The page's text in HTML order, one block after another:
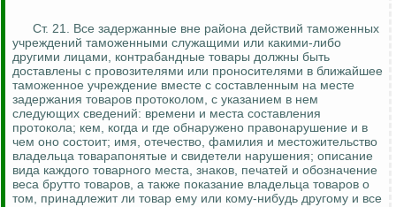
Ст. 21. Все задержанные вне района действий таможенных
учреждений таможенными служащими или какими-либо
другими лицами, контрабандные товары должны быть
доставлены с провозителями или проносителями в ближайшее
таможенное учреждение вместе с составленным на месте
задержания товаров протоколом, с указанием в нем
следующих сведений: времени и места составления
протокола; кем, когда и где обнаружено правонарушение и в
чем оно состоит; имя, отечество, фамилия и местожительство
владельца товарапонятые и свидетели нарушения; описание
вида каждого товарного места, знаков, печатей и обозначение
веса брутто товаров, а также показание владельца товаров о
том, принадлежит ли товар ему или кому-нибудь другому и все